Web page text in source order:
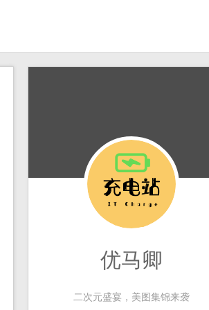
优马卿
二次元盛宴，美图集锦来袭